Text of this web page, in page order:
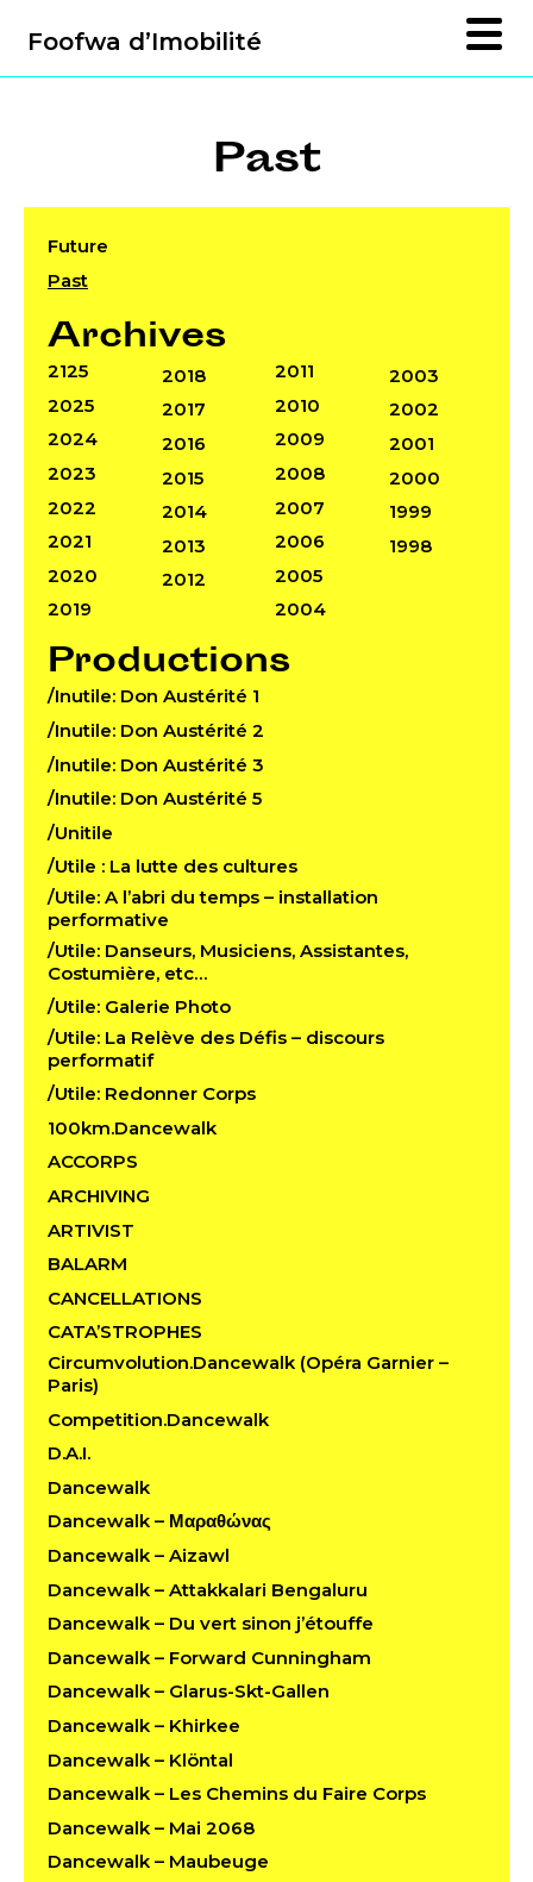
Foofwa d’Imobilité
Past
Future
Past
Archives
2125
2025
2024
2023
2022
2021
2020
2019
2018
2017
2016
2015
2014
2013
2012
2011
2010
2009
2008
2007
2006
2005
2004
2003
2002
2001
2000
1999
1998
Productions
/Inutile: Don Austérité 1
/Inutile: Don Austérité 2
/Inutile: Don Austérité 3
/Inutile: Don Austérité 5
/Unitile
/Utile : La lutte des cultures
/Utile: A l’abri du temps – installation
performative
/Utile: Danseurs, Musiciens, Assistantes,
Costumière, etc…
/Utile: Galerie Photo
/Utile: La Relève des Défis – discours
performatif
/Utile: Redonner Corps
100km.Dancewalk
ACCORPS
ARCHIVING
ARTIVIST
BALARM
CANCELLATIONS
CATA’STROPHES
Circumvolution.Dancewalk (Opéra Garnier –
Paris)
Competition.Dancewalk
D.A.I.
Dancewalk
Dancewalk – Μαραθώνας
Dancewalk – Aizawl
Dancewalk – Attakkalari Bengaluru
Dancewalk – Du vert sinon j’étouffe
Dancewalk – Forward Cunningham
Dancewalk – Glarus-Skt-Gallen
Dancewalk – Khirkee
Dancewalk – Klöntal
Dancewalk – Les Chemins du Faire Corps
Dancewalk – Mai 2068
Dancewalk – Maubeuge